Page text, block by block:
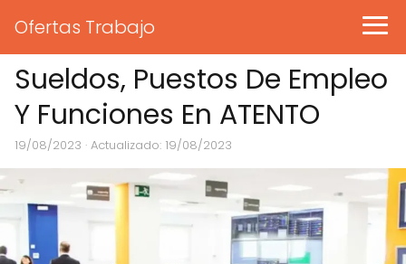
Ofertas Trabajo
Sueldos, Puestos De Empleo
Y Funciones En ATENTO
19/08/2023 · Actualizado: 19/08/2023